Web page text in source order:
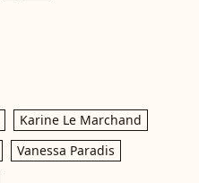
Karine Le Marchand
Vanessa Paradis